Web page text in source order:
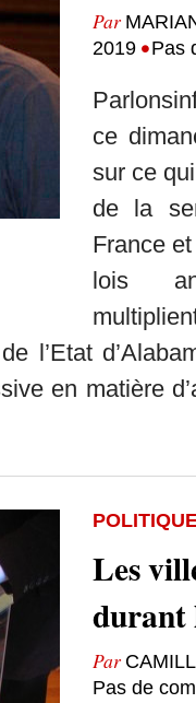
Par
2019 •Pas
ce
sur ce
de la
France
lois
l’Etat
en matière
Les
durant
Par
Pas de